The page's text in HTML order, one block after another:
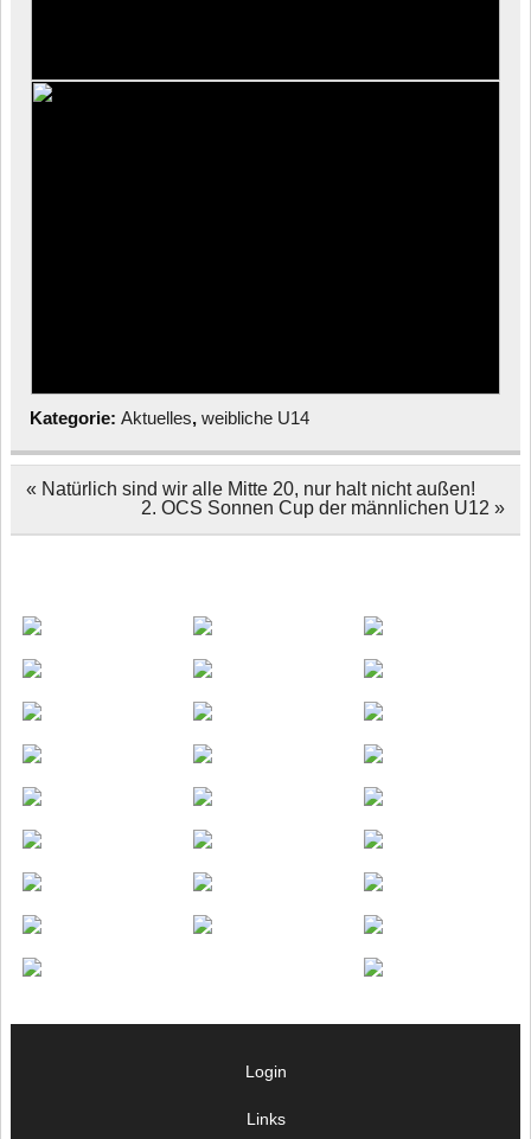
Kategorie: Aktuelles, weibliche U14
Beitragsnavigation
« Natürlich sind wir alle Mitte 20, nur halt nicht außen!
2. OCS Sonnen Cup der männlichen U12 »
Login
Links